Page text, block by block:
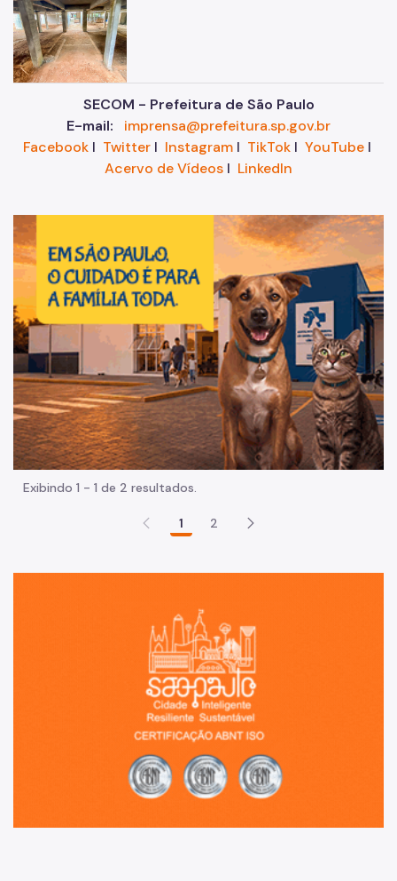
SECOM - Prefeitura de São Paulo
E-mail:
imprensa@prefeitura.sp.gov.br
FacebookI TwitterI InstagramI TikTokI YouTubeI
Acervo de Vídeos I LinkedIn
Exibindo 1 - 1 de 2 resultados.
1 2